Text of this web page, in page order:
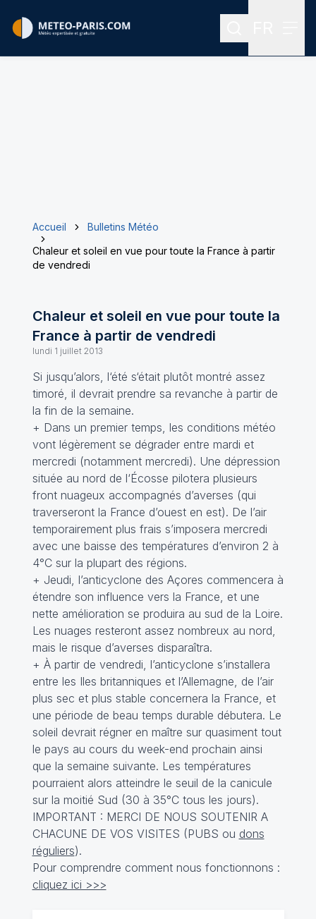
Rechercher
Accueil
Bulletins Météo
Chaleur et soleil en vue pour toute la France à partir
de vendredi
Chaleur et soleil en vue pour toute la
France à partir de vendredi
lundi 1 juillet 2013
Si jusqu’alors, l‘été s‘était plutôt montré assez
timoré, il devrait prendre sa revanche à partir de
la fin de la semaine.
+ Dans un premier temps, les conditions météo
vont légèrement se dégrader entre mardi et
mercredi (notamment mercredi). Une dépression
située au nord de l‘Écosse pilotera plusieurs
front nuageux accompagnés d’averses (qui
traverseront la France d’ouest en est). De l’air
temporairement plus frais s’imposera mercredi
avec une baisse des températures d’environ 2 à
4°C sur la plupart des régions.
+ Jeudi, l’anticyclone des Açores commencera à
étendre son influence vers la France, et une
nette amélioration se produira au sud de la Loire.
Les nuages resteront assez nombreux au nord,
mais le risque d’averses disparaîtra.
+ À partir de vendredi, l’anticyclone s’installera
entre les Iles britanniques et l’Allemagne, de l’air
plus sec et plus stable concernera la France, et
une période de beau temps durable débutera. Le
soleil devrait régner en maître sur quasiment tout
le pays au cours du week-end prochain ainsi
que la semaine suivante. Les températures
pourraient alors atteindre le seuil de la canicule
sur la moitié Sud (30 à 35°C tous les jours).
IMPORTANT : MERCI DE NOUS SOUTENIR A
CHACUNE DE VOS VISITES (PUBS ou dons
réguliers).
Pour comprendre comment nous fonctionnons :
cliquez ici >>>